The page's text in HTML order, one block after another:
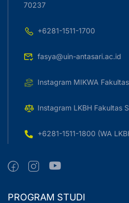
70237
+6281-1511-1700
fasya@uin-antasari.ac.id
Instagram MIKWA
Instagram LKBH Fakultas
+6281-1511-1800 (WA
PROGRAM STUDI